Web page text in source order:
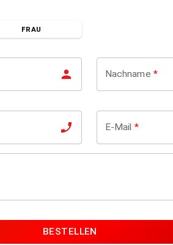
FRAU
Nachname *
E-Mail *
BESTELLEN